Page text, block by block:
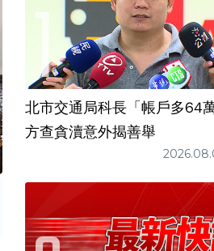
北市交通局科長「帳戶多64
方查貪瀆意外揭善舉